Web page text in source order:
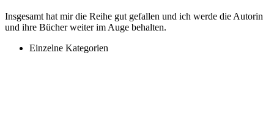
Insgesamt hat mir die Reihe gut gefallen und ich werde die Autorin
und ihre Bücher weiter im Auge behalten.
Einzelne Kategorien